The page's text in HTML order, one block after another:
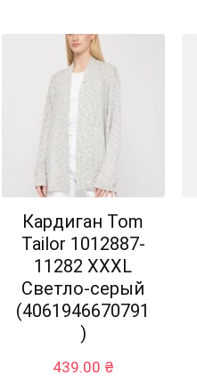
Кардиган Tom
Tailor 1012887-
11282 XXXL
Светло-серый
(4061946670791
)
439.00 ₴